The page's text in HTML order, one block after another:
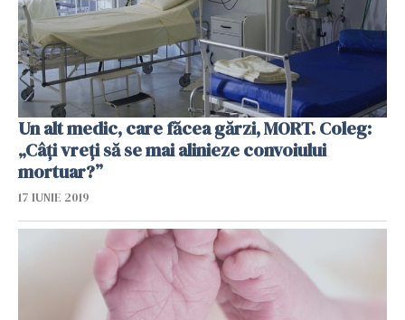
Un alt medic, care făcea gărzi, MORT. Coleg:
„Câți vreți să se mai alinieze convoiului
mortuar?”
17 IUNIE 2019